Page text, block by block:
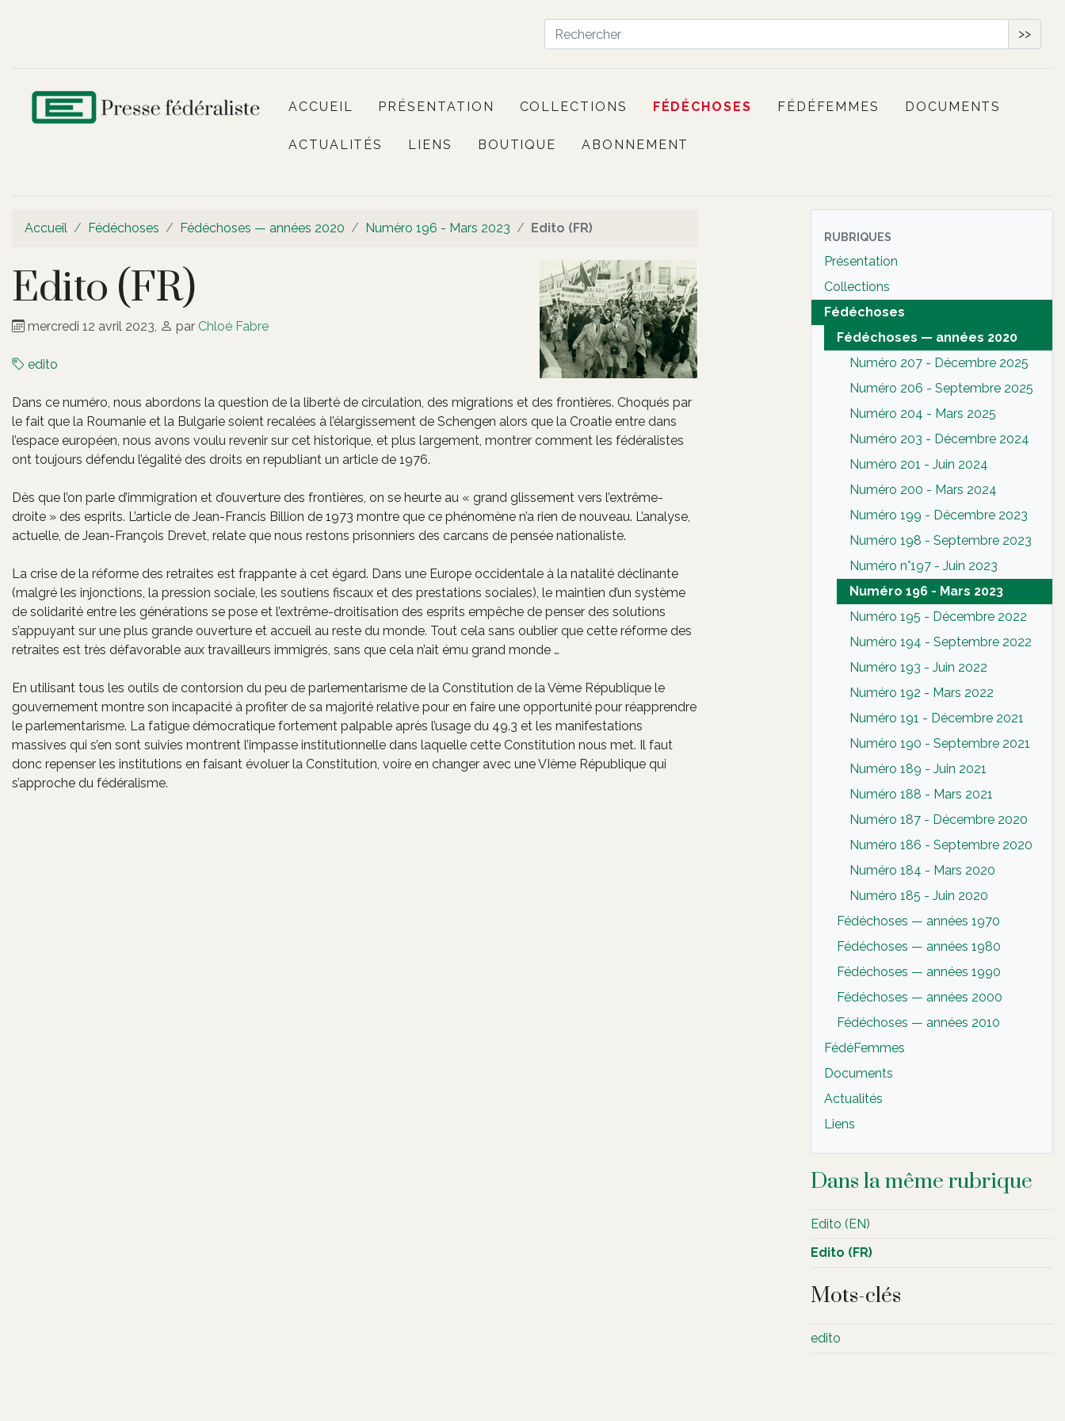
>>
ACCUEIL PRÉSENTATION COLLECTIONS FÉDÉCHOSES FÉDÉFEMMES DOCUMENTS
ACTUALITÉS LIENS BOUTIQUE ABONNEMENT
Accueil Fédéchoses Fédéchoses — années 2020 Numéro 196 - Mars 2023 Edito (FR)
Edito (FR)
mercredi 12 avril 2023, par Chloé Fabre
edito
Dans ce numéro, nous abordons la question de la liberté de circulation, des migrations et des frontières. Choqués par
le fait que la Roumanie et la Bulgarie soient recalées à l’élargissement de Schengen alors que la Croatie entre dans
l’espace européen, nous avons voulu revenir sur cet historique, et plus largement, montrer comment les fédéralistes
ont toujours défendu l’égalité des droits en republiant un article de 1976.
Dès que l’on parle d’immigration et d’ouverture des frontières, on se heurte au « grand glissement vers l’extrême-
droite » des esprits. L’article de Jean-Francis Billion de 1973 montre que ce phénomène n’a rien de nouveau. L’analyse,
actuelle, de Jean-François Drevet, relate que nous restons prisonniers des carcans de pensée nationaliste.
La crise de la réforme des retraites est frappante à cet égard. Dans une Europe occidentale à la natalité déclinante
(malgré les injonctions, la pression sociale, les soutiens fiscaux et des prestations sociales), le maintien d’un système
de solidarité entre les générations se pose et l’extrême-droitisation des esprits empêche de penser des solutions
s’appuyant sur une plus grande ouverture et accueil au reste du monde. Tout cela sans oublier que cette réforme des
retraites est très défavorable aux travailleurs immigrés, sans que cela n’ait ému grand monde …
En utilisant tous les outils de contorsion du peu de parlementarisme de la Constitution de la Vème République le
gouvernement montre son incapacité à profiter de sa majorité relative pour en faire une opportunité pour réapprendre
le parlementarisme. La fatigue démocratique fortement palpable après l’usage du 49.3 et les manifestations
massives qui s’en sont suivies montrent l’impasse institutionnelle dans laquelle cette Constitution nous met. Il faut
donc repenser les institutions en faisant évoluer la Constitution, voire en changer avec une VIème République qui
s’approche du fédéralisme.
RUBRIQUES
Présentation
Collections
Fédéchoses
Fédéchoses — années 2020
Numéro 207 - Décembre 2025
Numéro 206 - Septembre 2025
Numéro 204 - Mars 2025
Numéro 203 - Décembre 2024
Numéro 201 - Juin 2024
Numéro 200 - Mars 2024
Numéro 199 - Décembre 2023
Numéro 198 - Septembre 2023
Numéro n°197 - Juin 2023
Numéro 196 - Mars 2023
Numéro 195 - Décembre 2022
Numéro 194 - Septembre 2022
Numéro 193 - Juin 2022
Numéro 192 - Mars 2022
Numéro 191 - Décembre 2021
Numéro 190 - Septembre 2021
Numéro 189 - Juin 2021
Numéro 188 - Mars 2021
Numéro 187 - Décembre 2020
Numéro 186 - Septembre 2020
Numéro 184 - Mars 2020
Numéro 185 - Juin 2020
Fédéchoses — années 1970
Fédéchoses — années 1980
Fédéchoses — années 1990
Fédéchoses — années 2000
Fédéchoses — années 2010
FédéFemmes
Documents
Actualités
Liens
Dans la même rubrique
Edito (EN)
Edito (FR)
Mots-clés
edito